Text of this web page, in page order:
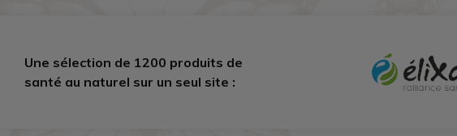
Une sélection de 1200 produits de
santé au naturel sur un seul site :